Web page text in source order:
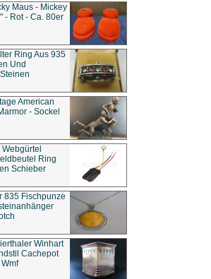
Maus - Mickey
- Rot - Ca. 80er
Ring Aus 935
Und
American
- Sockel
Ring
Schieber
835 Fischpunze
Winhart
Cachepot